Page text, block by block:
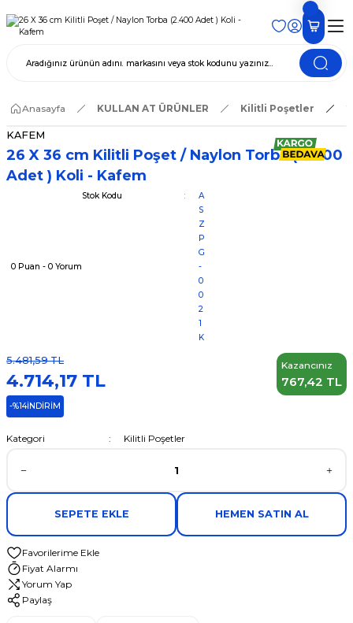
Anasayfa KULLAN AT ÜRÜNLER Kilitli Poşetler
KAFEM
26 X 36 cm Kilitli Poşet / Naylon Torba (2.400
Adet ) Koli - Kafem
0 Puan - 0 Yorum
Stok Kodu
A
S
Z
P
G
-
0
0
2
1
K
5.481,59 TL
4.714,17 TL
-%14İNDİRİM
Kazancınız
767,42 TL
Kategori Kilitli Poşetler
SEPETE EKLE HEMEN SATIN AL
Fiyat Alarmı
Yorum Yap
Paylaş